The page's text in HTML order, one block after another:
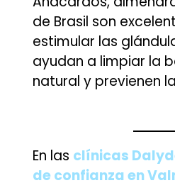
de Brasil son
estimular las
ayudan a limpiar la
natural y previenen
En las clínicas
de confianza en